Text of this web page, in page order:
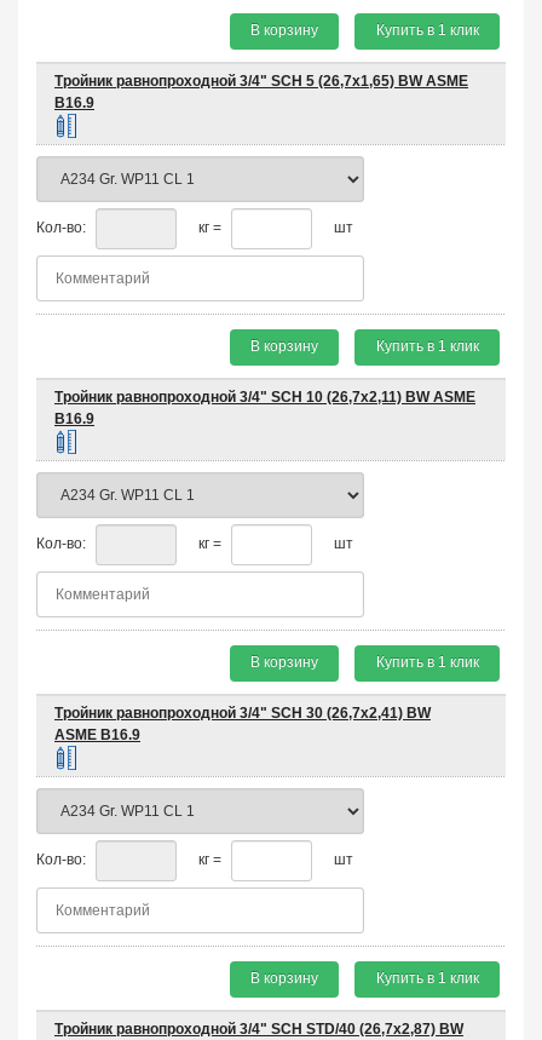
В корзину Купить в 1 клик
Тройник равнопроходной 3/4" SCH 5 (26,7х1,65) BW ASME
B16.9
Кол-во: кг = шт
В корзину Купить в 1 клик
Тройник равнопроходной 3/4" SCH 10 (26,7х2,11) BW ASME
B16.9
Кол-во: кг = шт
В корзину Купить в 1 клик
Тройник равнопроходной 3/4" SCH 30 (26,7х2,41) BW
ASME B16.9
Кол-во: кг = шт
В корзину Купить в 1 клик
Тройник равнопроходной 3/4" SCH STD/40 (26,7х2,87) BW